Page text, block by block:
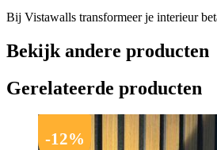
Bij Vistawalls transformeer je interieur
Bekijk andere producten
Gerelateerde producten
-12%